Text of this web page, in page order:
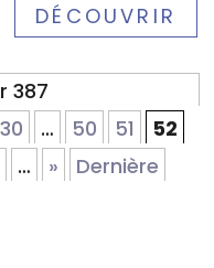
DÉCOUVRIR
387
30 … 50 51
52
… » Dernière